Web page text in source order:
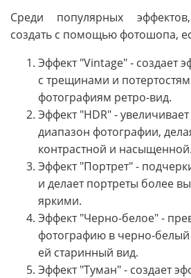
Среди популярных
создать с помощью фотошопа,
Эффект "Vintage" - создает
с трещинами и
фотографиям ретро-вид.
Эффект "HDR" -
диапазон фотографии,
контрастной и насыщенной.
Эффект "Портрет" -
и делает портреты более
яркими.
Эффект "Черно-белое" -
фотографию в черно-
ей старинный вид.
Эффект "Туман" - создает